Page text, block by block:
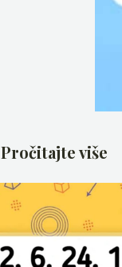
Pročitajte više